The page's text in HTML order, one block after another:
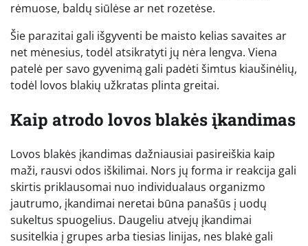
rėmuose, baldų siūlėse ar net rozetėse.
Šie parazitai gali išgyventi be maisto kelias savaites ar
net mėnesius, todėl atsikratyti jų nėra lengva. Viena
patelė per savo gyvenimą gali padėti šimtus kiaušinėlių,
todėl lovos blakių užkratas plinta greitai.
Kaip atrodo lovos blakės įkandimas
Lovos blakės įkandimas dažniausiai pasireiškia kaip
maži, rausvi odos iškilimai. Nors jų forma ir reakcija gali
skirtis priklausomai nuo individualaus organizmo
jautrumo, įkandimai neretai būna panašūs į uodų
sukeltus spuogelius. Daugeliu atvejų įkandimai
susitelkia į grupes arba tiesias linijas, nes blakė gali